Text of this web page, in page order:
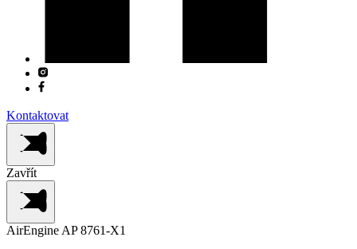
Kontaktovat
Zavřít
AirEngine AP 8761-X1